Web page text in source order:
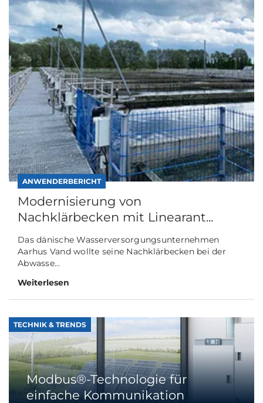
ANWENDERBERICHT
Modernisierung von
Nachklärbecken mit Linearant...
Das dänische Wasserversorgungsunternehmen
Aarhus Vand wollte seine Nachklärbecken bei der
Abwasse...
Weiterlesen
TECHNIK & TRENDS
Modbus®-Technologie für
einfache Kommunikation